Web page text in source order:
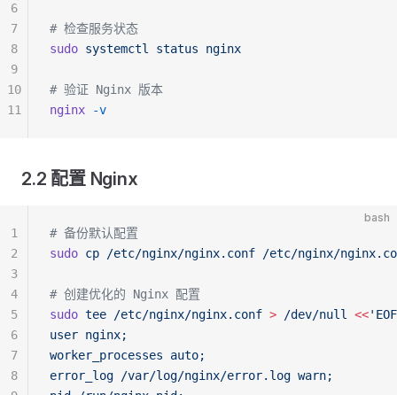
# 检查服务状态
sudo systemctl status nginx
# 验证 Nginx 版本
nginx -v
6
7
8
9
10
11
2.2 配置 Nginx
bash
# 备份默认配置
sudo cp /etc/nginx/nginx.conf /etc/nginx/
# 创建优化的 Nginx 配置
sudo tee /etc/nginx/nginx.conf > /dev/null <<
user nginx;
worker_processes auto;
error_log /var/log/nginx/error.log warn;
1
2
3
4
5
6
7
8